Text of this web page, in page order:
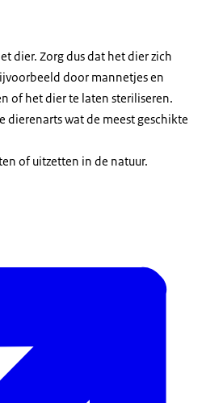
dier. Zorg dus dat het dier zich
door mannetjes en
of het dier te laten steriliseren.
dierenarts wat de meest geschikte
of uitzetten in de natuur.